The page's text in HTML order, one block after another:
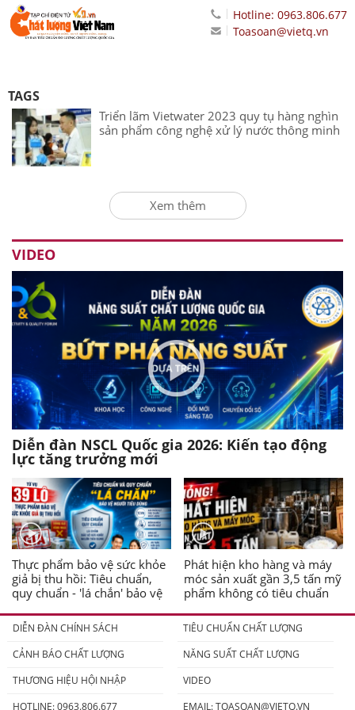
Hotline: 0963.806.677
Toasoan@vietq.vn
TAGS
Triển lãm Vietwater 2023 quy tụ hàng nghìn
sản phẩm công nghệ xử lý nước thông minh
Xem thêm
VIDEO
Diễn đàn NSCL Quốc gia 2026: Kiến tạo động
lực tăng trưởng mới
Thực phẩm bảo vệ sức khỏe
giả bị thu hồi: Tiêu chuẩn,
quy chuẩn - 'lá chắn' bảo vệ
Phát hiện kho hàng và máy
móc sản xuất gần 3,5 tấn mỹ
phẩm không có tiêu chuẩn
DIỄN ĐÀN CHÍNH SÁCH
TIÊU CHUẨN CHẤT LƯỢNG
CẢNH BÁO CHẤT LƯỢNG
NĂNG SUẤT CHẤT LƯỢNG
THƯƠNG HIỆU HỘI NHẬP
VIDEO
HOTLINE: 0963.806.677
EMAIL:TOASOAN@VIETQ.VN